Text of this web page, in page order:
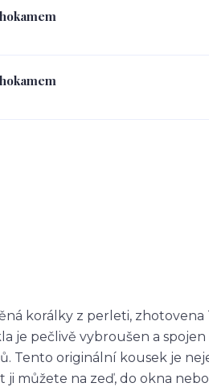
korálky z perleti,
je pečlivě vybroušen a
Tento originální kousek je
můžete na zeď, do okna